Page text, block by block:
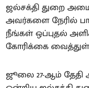
ஜல்சக்தி துறை
அவர்களை நேரில்
நீங்கள் ஒப்புதல்
கோரிக்கை
ஜூலை 27-ஆம் தேதி